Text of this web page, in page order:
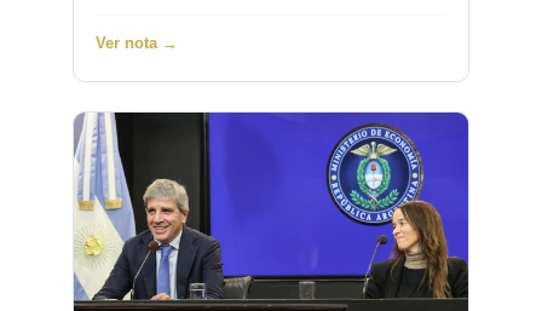
Ver nota →